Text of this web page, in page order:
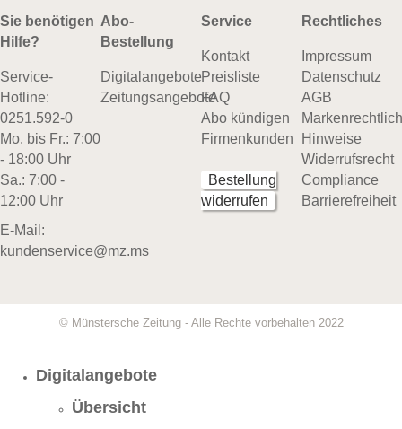
Sie benötigen
Hilfe?
Service-
Hotline:
0251.592-0
Mo. bis Fr.: 7:00
- 18:00 Uhr
Sa.: 7:00 -
12:00 Uhr
E-Mail:
kundenservice@mz.ms
Abo-
Bestellung
Digitalangebote
Zeitungsangebote
Service
Kontakt
Preisliste
FAQ
Abo kündigen
Firmenkunden
Bestellung
widerrufen
Rechtliches
Impressum
Datenschutz
AGB
Hinweise
Widerrufsrecht
Compliance
Barrierefreiheit
© Münstersche Zeitung - Alle Rechte vorbehalten 2022
Digitalangebote
Übersicht